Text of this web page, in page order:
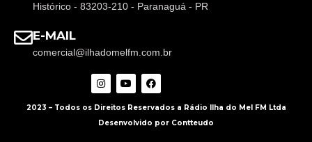
Histórico - 83203-210 - Paranaguá - PR
E-MAIL
comercial@ilhadomelfm.com.br
2023 – Todos os Direitos Reservados a Rádio Ilha do Mel FM Ltda
Desenvolvido por Contteudo